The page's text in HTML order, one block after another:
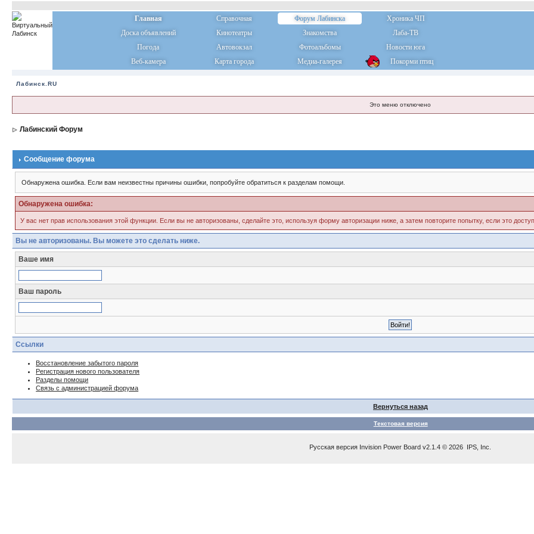
Главная Справочная Форум Лабинска
Хроника ЧП
Доска объявлений
Кинотеатры Знакомства
Лаба-ТВ
Погода
Автовокзал Фотоальбомы
Новости юга
Веб-камера
Карта города Медиа-галерея Покорми птиц
Лабинск.RU
Это меню отключено
Лабинский Форум
Сообщение форума
Обнаружена ошибка. Если вам неизвестны причины ошибки, попробуйте обратиться к разделам помощи.
Обнаружена ошибка:
У вас нет прав использования этой функции. Если вы не авторизованы, сделайте это, используя форму авторизации ниже, а затем повторите попытку, если это
Вы не авторизованы. Вы можете это сделать ниже.
Ваше имя
Ваш пароль
Ссылки
Восстановление забытого пароля
Регистрация нового пользователя
Разделы помощи
Связь с администрацией форума
Вернуться назад
Текстовая версия
Русская версия Invision Power Board v2.1.4 © 2026 IPS, Inc.